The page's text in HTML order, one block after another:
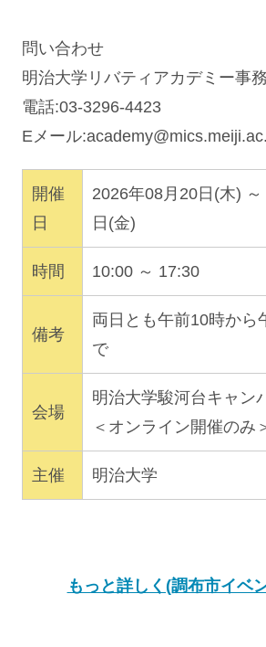
問い合わせ
明治大学リバティアカデミー事
電話:03-3296-4423
Eメール:
開催
日
2026年08月20日(木)
日(金)
時間 10:00 ～ 17:30
備考
両日とも午前10時から
で
会場
明治大学駿河台キャン
＜オンライン開催のみ
主催 明治大学
もっと詳しく(調布市イベ